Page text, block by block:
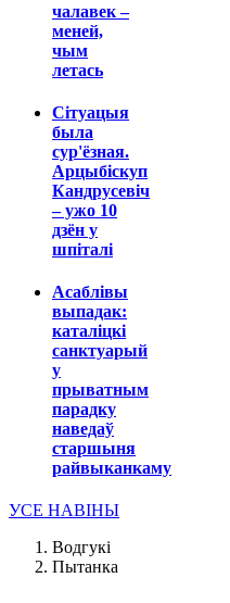
чалавек –
меней,
чым
летась
Сітуацыя
была
сур'ёзная.
Арцыбіскуп
Кандрусевіч
– ужо 10
дзён у
шпіталі
Асаблівы
выпадак:
каталіцкі
санктуарый
у
прыватным
парадку
наведаў
старшыня
райвыканкаму
УСЕ НАВІНЫ
Водгукі
Пытанка